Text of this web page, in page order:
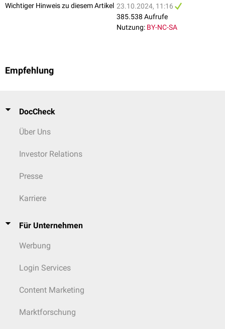
Sauerstoffversorgung der Gewebe wird also verschlechtert.
Eine Linksverschiebung der Sauerstoffbindungskurve sieht man bei
pCO2 ↓, pH-Wert ↑ (Bohr-Effekt)
Wichtiger Hinweis zu diesem Artikel 23.10.2024, 11:16
385.538 Aufrufe
Nutzung: BY-NC-SA
Empfehlung
DocCheck
Über Uns
Investor Relations
Presse
Karriere
Für Unternehmen
Werbung
Login Services
Content Marketing
Marktforschung